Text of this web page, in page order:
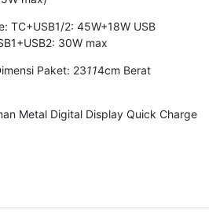
TC+USB1/2: 45W+18W USB
30W max
Paket: 23114cm Berat
Metal Digital Display Quick Charge